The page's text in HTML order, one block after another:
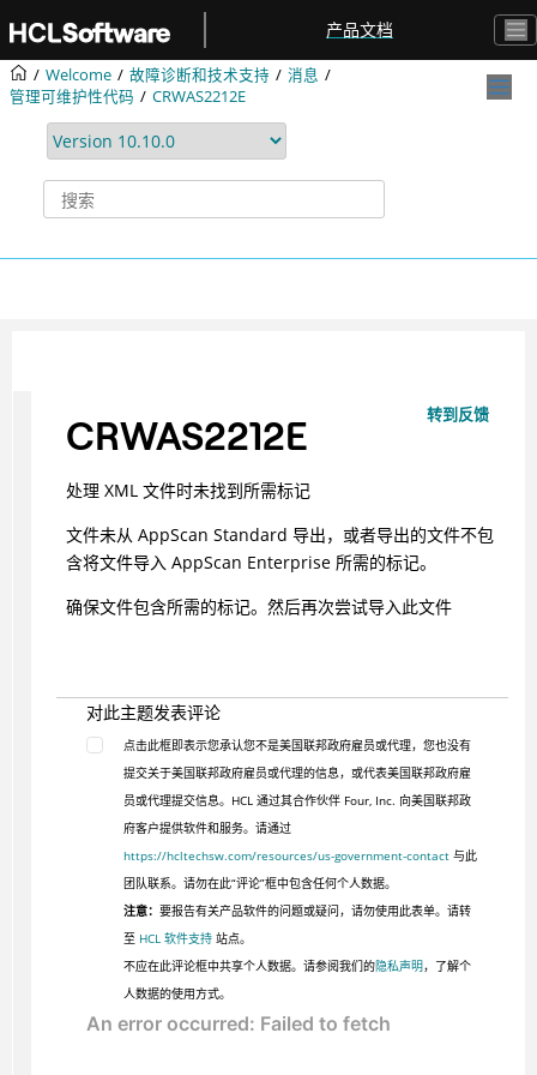
产品文档
Welcome 故障诊断和技术支持
消息
管理可维护性代码
CRWAS2212E
转到反馈
CRWAS2212E
处理 XML 文件时未找到所需标记
文件未从 AppScan Standard 导出，或者导出的文件不包
含将文件导入 AppScan Enterprise 所需的标记。
确保文件包含所需的标记。然后再次尝试导入此文件
对此主题发表评论
点击此框即表示您承认您不是美国联邦政府雇员或代理，您也没有
提交关于美国联邦政府雇员或代理的信息，或代表美国联邦政府雇
员或代理提交信息。HCL 通过其合作伙伴 Four, Inc. 向美国联邦政
府客户提供软件和服务。请通过
https://hcltechsw.com/resources/us-government-contact与此
团队联系。请勿在此“评论”框中包含任何个人数据。
注意： 要报告有关产品软件的问题或疑问，请勿使用此表单。请转
至 HCL 软件支持站点。
不应在此评论框中共享个人数据。请参阅我们的隐私声明，了解个
人数据的使用方式。